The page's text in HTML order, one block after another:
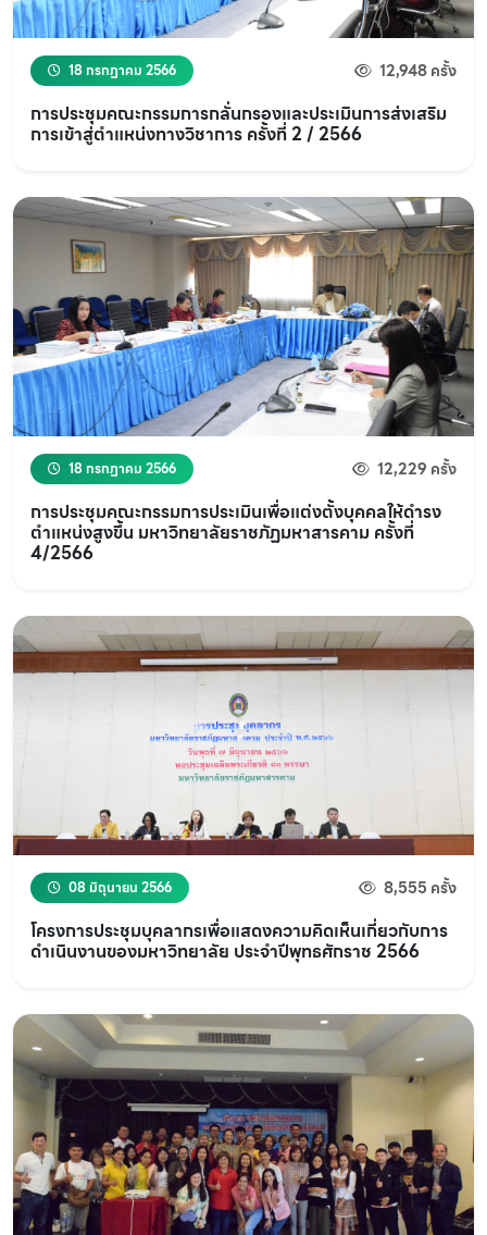
18 กรกฏาคม 2566 12,948 ครั้ง
การประชุมคณะกรรมการกลั่นกรองและประเมินการส่งเสริม
การเข้าสู่ตำแหน่งทางวิชาการ ครั้งที่ 2 / 2566
18 กรกฏาคม 2566 12,229 ครั้ง
การประชุมคณะกรรมการประเมินเพื่อแต่งตั้งบุคคลให้ดำรง
ตำแหน่งสูงขึ้น มหาวิทยาลัยราชภัฏมหาสารคาม ครั้งที่
4/2566
08 มิถุนายน 2566 8,555 ครั้ง
โครงการประชุมบุคลากรเพื่อแสดงความคิดเห็นเกี่ยวกับการ
ดำเนินงานของมหาวิทยาลัย ประจำปีพุทธศักราช 2566